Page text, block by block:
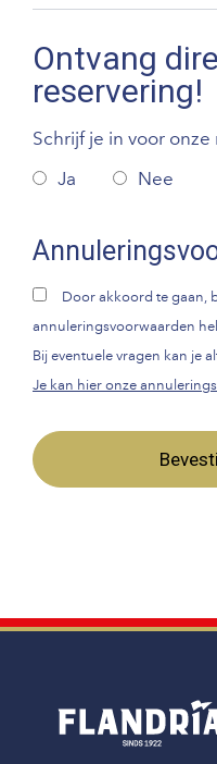
Ontvang
reservering!
Schrijf je in voor
Ja
Nee
Door akkoord te gaan,
annuleringsvoorwaarden
Bij eventuele vragen kan je
Je kan hier onze